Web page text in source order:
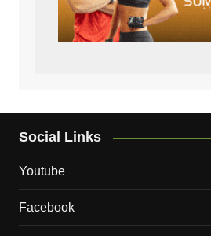
Social Links
Youtube
Facebook